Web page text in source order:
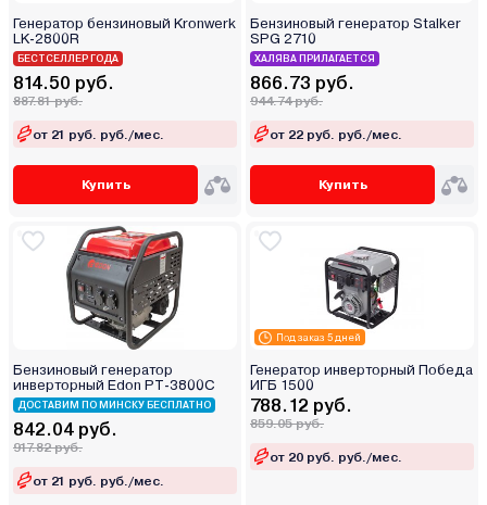
Генератор бензиновый Kronwerk
LK-2800R
БЕСТСЕЛЛЕР ГОДА
814.50 руб.
887.81 руб.
от 21 руб. руб./мес.
Купить
Бензиновый генератор Stalker
SPG 2710
ХАЛЯВА ПРИЛАГАЕТСЯ
866.73 руб.
944.74 руб.
от 22 руб. руб./мес.
Купить
Бензиновый генератор
инверторный Edon PT-3800C
ДОСТАВИМ ПО МИНСКУ БЕСПЛАТНО
842.04 руб.
917.82 руб.
от 21 руб. руб./мес.
Под заказ 5 дней
Генератор инверторный Победа
ИГБ 1500
788.12 руб.
859.05 руб.
от 20 руб. руб./мес.